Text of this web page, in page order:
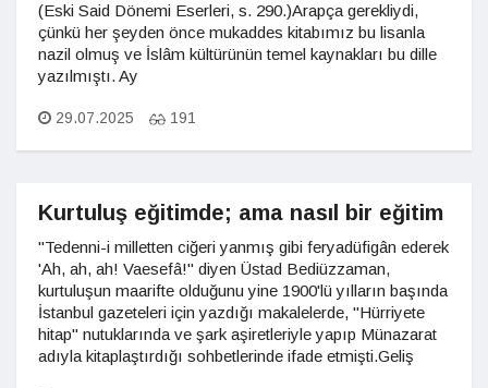
(Eski Said Dönemi Eserleri, s. 290.)Arapça gerekliydi,
çünkü her şeyden önce mukaddes kitabımız bu lisanla
nazil olmuş ve İslâm kültürünün temel kaynakları bu dille
yazılmıştı. Ay
29.07.2025 191
Kurtuluş eğitimde; ama nasıl bir eğitim
"Tedenni-i milletten ciğeri yanmış gibi feryadüfigân ederek
'Ah, ah, ah! Vaesefâ!" diyen Üstad Bediüzzaman,
kurtuluşun maarifte olduğunu yine 1900'lü yılların başında
İstanbul gazeteleri için yazdığı makalelerde, "Hürriyete
hitap" nutuklarında ve şark aşiretleriyle yapıp Münazarat
adıyla kitaplaştırdığı sohbetlerinde ifade etmişti.Geliş